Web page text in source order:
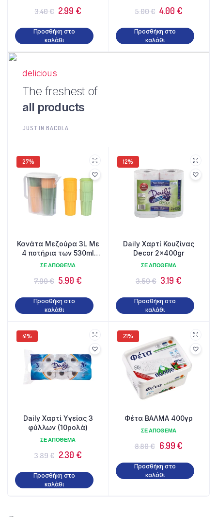
3.40€ 2.99 €
Προσθήκη στο
καλάθι
5.00€ 4.00 €
Προσθήκη στο
καλάθι
delicious
The freshest of
all products
JUST IN BACOLA
27%
Κανάτα Μεζούρα 3L Με
4 ποτήρια των 530ml
SET
ΣΕ ΑΠΌΘΕΜΑ
7.99€ 5.90 €
Προσθήκη στο
καλάθι
12%
Daily Χαρτί Κουζίνας
Decor 2x400gr
ΣΕ ΑΠΌΘΕΜΑ
3.59€ 3.19 €
Προσθήκη στο
καλάθι
41%
Daily Χαρτί Υγείας 3
φύλλων (10ρολά)
ΣΕ ΑΠΌΘΕΜΑ
3.89€ 2.30 €
Προσθήκη στο
καλάθι
21%
Φέτα ΒΑΛΜΑ 400γρ
ΣΕ ΑΠΌΘΕΜΑ
8.80€ 6.99 €
Προσθήκη στο
καλάθι